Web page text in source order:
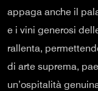
appaga anche il
e i vini generosi
rallenta,
di arte suprema,
un’ospitalità